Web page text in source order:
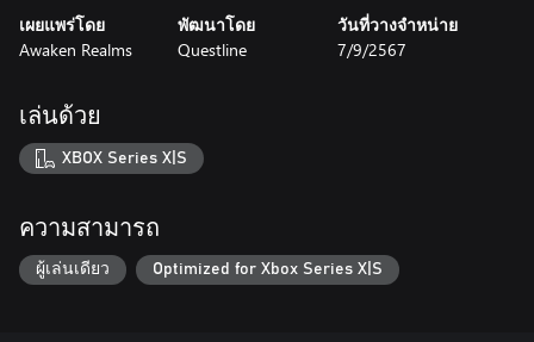
why not?
An epic blacksmith mage summoning undead hordes? Yep, we
Unique stealthy archer? No, not this one…
… just kidding, obviously. This is THE type of game to go for a
stealth archer archetype.
Between stats, perks, EQ, and crafting, you can play exactly as
Experience Avalon in 3 totally unique zones:
Misty Horns of the South
เผยแพร่โดย
Awaken Realms
พัฒนาโดย
Questline
วันที่วางจำหน่าย
7/9/2567
เล่นด้วย
XBOX Series X|S
ความสามารถ
ผู้เล่นเดียว Optimized for Xbox Series X|S